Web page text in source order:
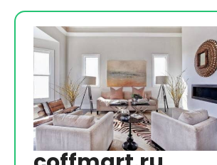
Перейти
содержимому